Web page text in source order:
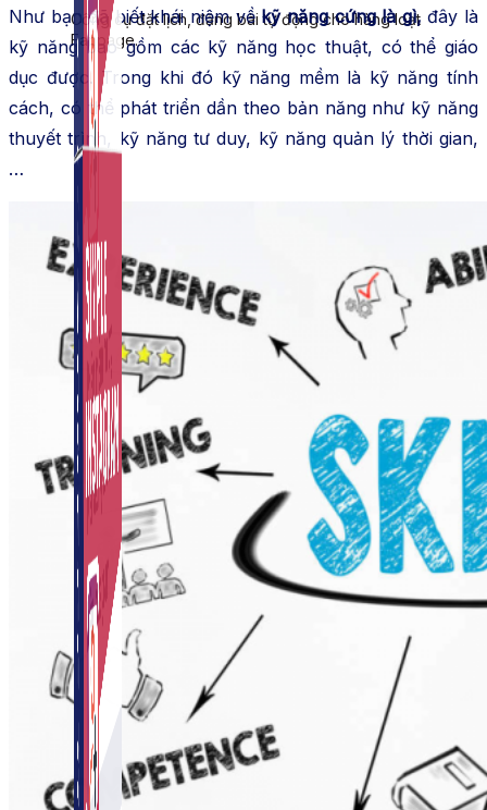
Công cụ đặt lịch, đăng bài tự động cho hàng loạt
Fanpage.
Như bạn đã biết khái niệm về kỹ năng cứng là gì,đây là
kỹ năng bao gồm các kỹ năng học thuật, có thể giáo
dục được. Trong khi đó kỹ năng mềm là kỹ năng tính
cách, có thể phát triển dần theo bản năng như kỹ năng
thuyết trình, kỹ năng tư duy, kỹ năng quản lý thời gian,
…